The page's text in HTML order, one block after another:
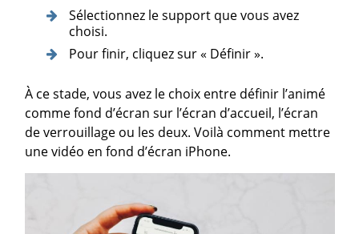
Sélectionnez le support que vous avez
choisi.
Pour finir, cliquez sur « Définir ».
À ce stade, vous avez le choix entre définir l’animé
comme fond d’écran sur l’écran d’accueil, l’écran
de verrouillage ou les deux. Voilà comment mettre
une vidéo en fond d’écran iPhone.